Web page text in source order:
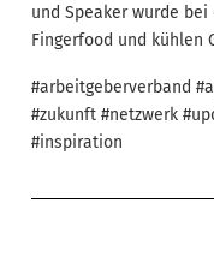
und Speaker wurde
Fingerfood und kühlen
#arbeitgeberverband
#zukunft #netzwerk
#inspiration